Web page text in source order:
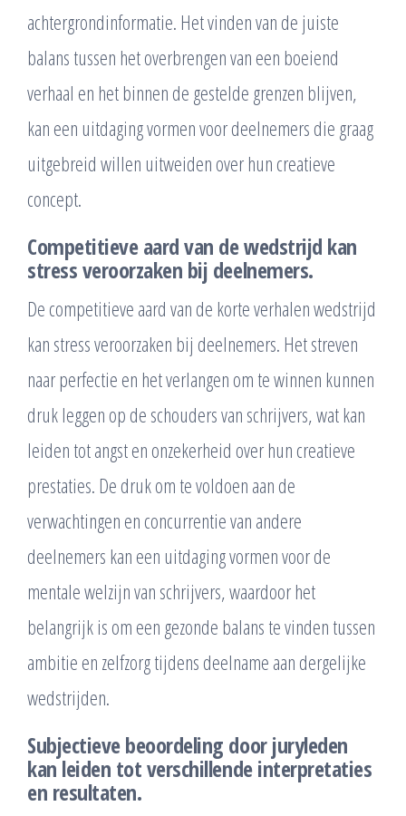
achtergrondinformatie. Het vinden van de juiste
balans tussen het overbrengen van een boeiend
verhaal en het binnen de gestelde grenzen blijven,
kan een uitdaging vormen voor deelnemers die graag
uitgebreid willen uitweiden over hun creatieve
concept.
Competitieve aard van de wedstrijd kan
stress veroorzaken bij deelnemers.
De competitieve aard van de korte verhalen wedstrijd
kan stress veroorzaken bij deelnemers. Het streven
naar perfectie en het verlangen om te winnen kunnen
druk leggen op de schouders van schrijvers, wat kan
leiden tot angst en onzekerheid over hun creatieve
prestaties. De druk om te voldoen aan de
verwachtingen en concurrentie van andere
deelnemers kan een uitdaging vormen voor de
mentale welzijn van schrijvers, waardoor het
belangrijk is om een gezonde balans te vinden tussen
ambitie en zelfzorg tijdens deelname aan dergelijke
wedstrijden.
Subjectieve beoordeling door juryleden
kan leiden tot verschillende interpretaties
en resultaten.